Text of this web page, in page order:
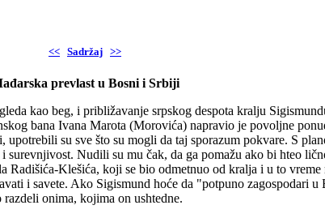
<< Sadržaj >>
prevlast u Bosni i Srbiji
kao beg, i približavanje srpskog despota kralju
bana Ivana Marota (Morovića) napravio je povoljne
su sve što su mogli da taj sporazum pokvare. S
Nudili su mu čak, da ga pomažu ako bi hteo
Radišića-Klešića, koji se bio odmetnuo od kralja i u to
i savete. Ako Sigismund hoće da "potpuno zagospodari
onima, kojima on ushtedne.